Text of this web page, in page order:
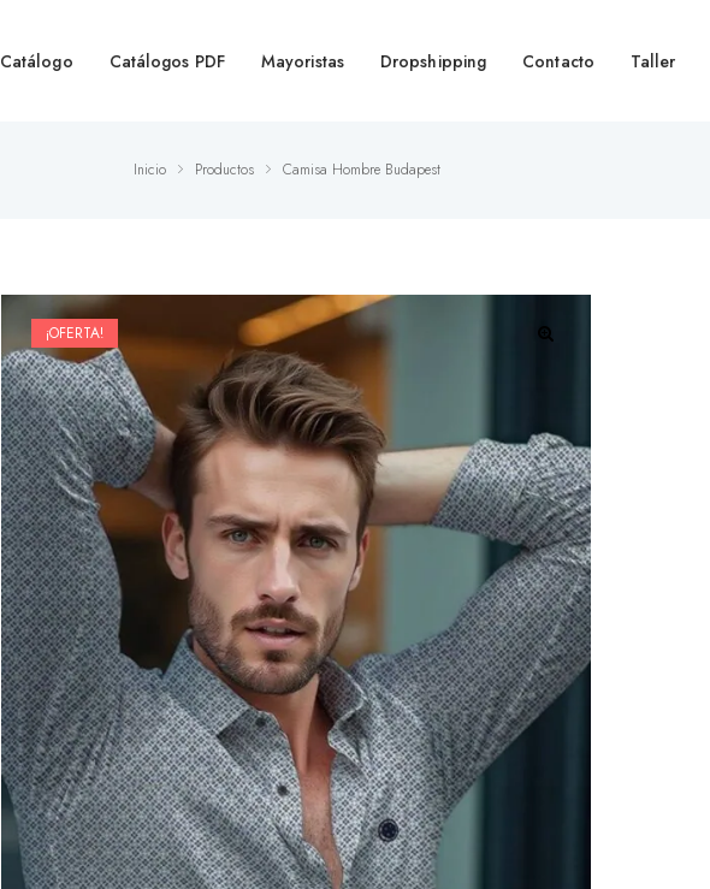
Catálogo Catálogos PDF Mayoristas Dropshipping Contacto Taller
Inicio Productos Camisa Hombre Budapest
¡OFERTA!